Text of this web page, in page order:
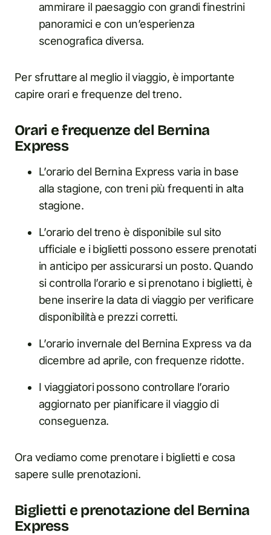
ammirare il paesaggio con grandi finestrini
panoramici e con un’esperienza
scenografica diversa.
Per sfruttare al meglio il viaggio, è importante
capire orari e frequenze del treno.
Orari e frequenze del Bernina
Express
L’orario del Bernina Express varia in base
alla stagione, con treni più frequenti in alta
stagione.
L’orario del treno è disponibile sul sito
ufficiale e i biglietti possono essere prenotati
in anticipo per assicurarsi un posto. Quando
si controlla l’orario e si prenotano i biglietti, è
bene inserire la data di viaggio per verificare
disponibilità e prezzi corretti.
L’orario invernale del Bernina Express va da
dicembre ad aprile, con frequenze ridotte.
I viaggiatori possono controllare l’orario
aggiornato per pianificare il viaggio di
conseguenza.
Ora vediamo come prenotare i biglietti e cosa
sapere sulle prenotazioni.
Biglietti e prenotazione del Bernina
Express